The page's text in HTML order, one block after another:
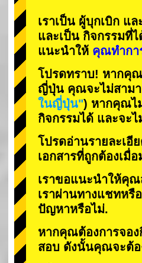
เราเป็น ผู้บุกเบิก แ
และเป็น กิจกรรมที่
แนะนำให้ คุณทำกา
โปรดทราบ! หากคุณ
ญี่ปุ่น คุณจะไม่สามา
ในญี่ปุ่น") หากคุณไ
กิจกรรมได้ และจะ
โปรดอ่านรายละเอี
เอกสารที่ถูกต้องเมื่
เราขอแนะนำให้คุ
เราผ่านทางแชทหรื
ปัญหาหรือไม่.
หากคุณต้องการจอง
สอบ ดังนั้นคุณจะต้อ